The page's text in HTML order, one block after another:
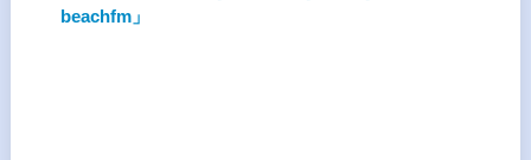
beachfm」